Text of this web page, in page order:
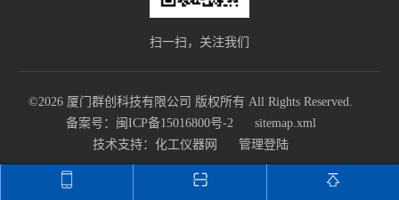
扫一扫，关注我们
©2026 厦门群创科技有限公司 版权所有 All Rights Reserved.
备案号：闽ICP备15016800号-2
sitemap.xml
技术支持： 化工仪器网 管理登陆